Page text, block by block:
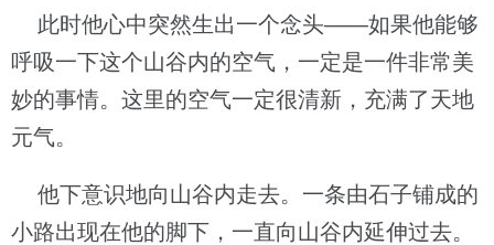
此时他心中突然生出一个念头——如果他能够
呼吸一下这个山谷内的空气，一定是一件非常美
妙的事情。这里的空气一定很清新，充满了天地
元气。
他下意识地向山谷内走去。一条由石子铺成的
小路出现在他的脚下，一直向山谷内延伸过去。